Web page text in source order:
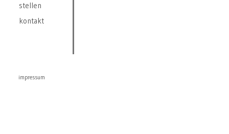
stellen
kontakt
impressum